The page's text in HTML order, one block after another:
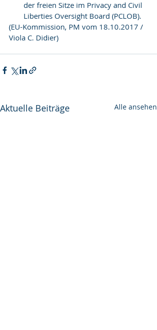
der freien Sitze im Privacy and Civil
Liberties Oversight Board (PCLOB).
(EU-Kommission, PM vom 18.10.2017 /
Viola C. Didier)
Aktuelle Beiträge Alle ansehen